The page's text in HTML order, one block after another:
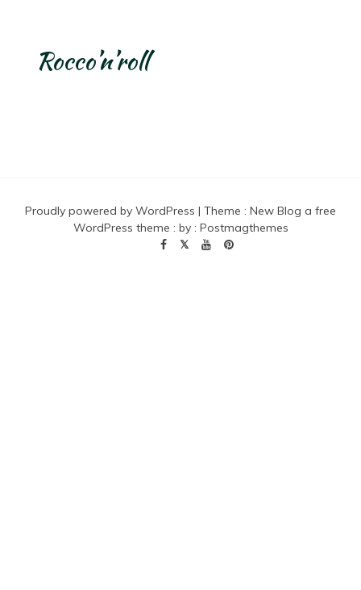
Rocco’n’roll
Proudly powered by WordPress | Theme : New Blog a free
WordPress theme : by : Postmagthemes